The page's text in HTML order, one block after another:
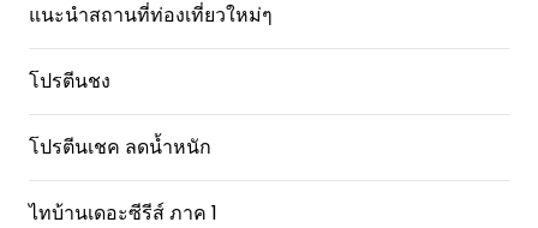
แนะนำสถานที่ท่องเที่ยวใหม่ๆ
โปรตีนชง
โปรตีนเชค ลดน้ำหนัก
ไทบ้านเดอะซีรีส์ ภาค 1